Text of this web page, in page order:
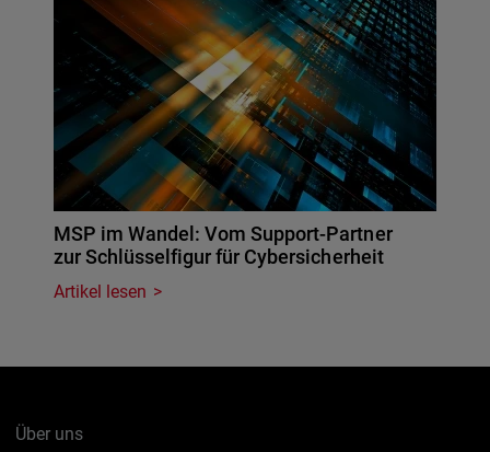
MSP im Wandel: Vom Support-Partner
zur Schlüsselfigur für Cybersicherheit
Artikel lesen
Über uns